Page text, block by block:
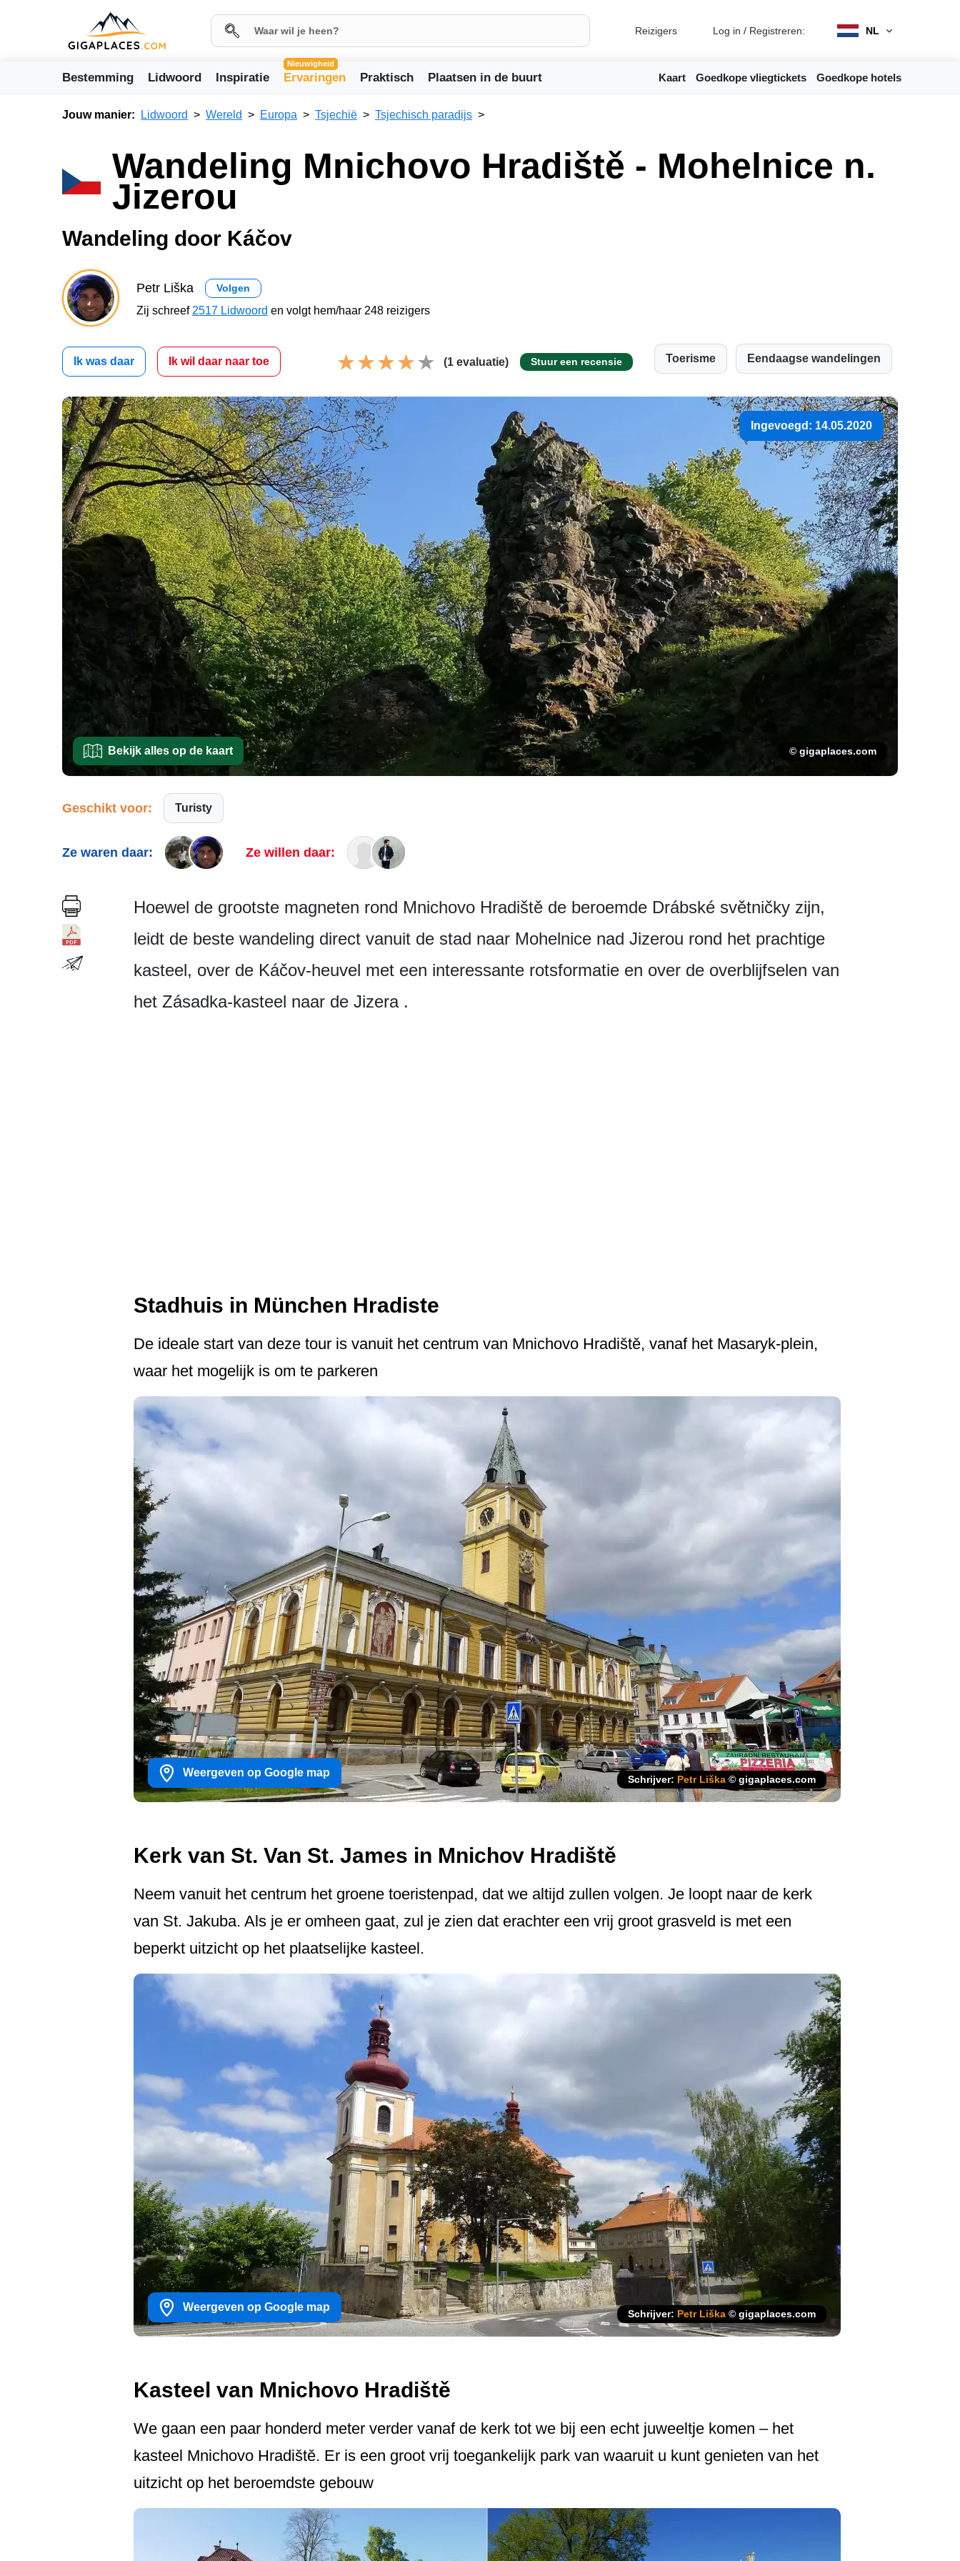
Reizigers Log in / Registreren: NL
Bestemming Lidwoord Inspiratie
Nieuwigheid
Ervaringen Praktisch Plaatsen in de buurt Kaart Goedkope vliegtickets Goedkope hotels
Jouw manier: Lidwoord Wereld Europa Tsjechië Tsjechisch paradijs
Wandeling Mnichovo Hradiště - Mohelnice n.
Jizerou
Wandeling door Káčov
Petr Liška Volgen
Zij schreef 2517 Lidwoord en volgt hem/haar 248 reizigers
Ik was daar Ik wil daar naar toe (1 evaluatie) Stuur een recensie Toerisme Eendaagse wandelingen
Ingevoegd: 14.05.2020
Bekijk alles op de kaart © gigaplaces.com
Geschikt voor: Turisty
Ze waren daar: Ze willen daar:
Hoewel de grootste magneten rond Mnichovo Hradiště de beroemde Drábské světničky zijn,
leidt de beste wandeling direct vanuit de stad naar Mohelnice nad Jizerou rond het prachtige
kasteel, over de Káčov-heuvel met een interessante rotsformatie en over de overblijfselen van
het Zásadka-kasteel naar de Jizera .
Stadhuis in München Hradiste
De ideale start van deze tour is vanuit het centrum van Mnichovo Hradiště, vanaf het Masaryk-plein,
waar het mogelijk is om te parkeren
Weergeven op Google map
Schrijver: Petr Liška © gigaplaces.com
Kerk van St. Van St. James in Mnichov Hradiště
Neem vanuit het centrum het groene toeristenpad, dat we altijd zullen volgen. Je loopt naar de kerk
van St. Jakuba. Als je er omheen gaat, zul je zien dat erachter een vrij groot grasveld is met een
beperkt uitzicht op het plaatselijke kasteel.
Weergeven op Google map
Schrijver: Petr Liška © gigaplaces.com
Kasteel van Mnichovo Hradiště
We gaan een paar honderd meter verder vanaf de kerk tot we bij een echt juweeltje komen – het
kasteel Mnichovo Hradiště. Er is een groot vrij toegankelijk park van waaruit u kunt genieten van het
uitzicht op het beroemdste gebouw